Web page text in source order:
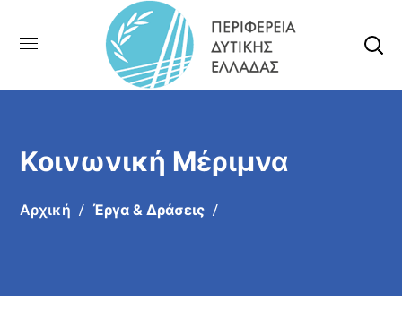
Κοινωνική Μέριμνα
Αρχική Έργα & Δράσεις